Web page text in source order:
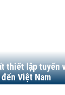
thiết lập tuyến
Việt Nam